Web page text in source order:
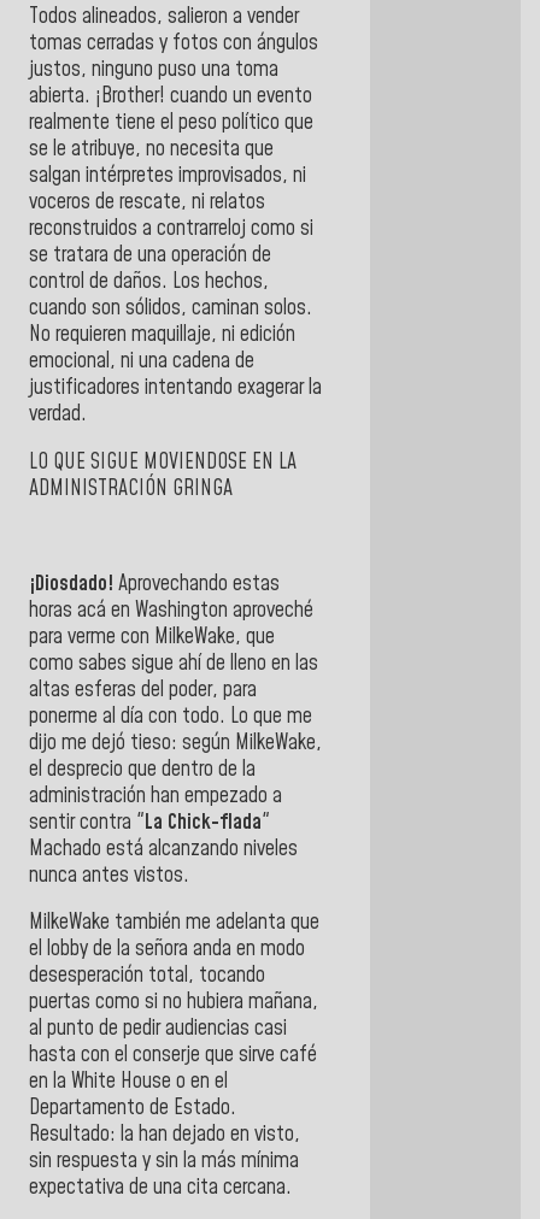
Todos alineados, salieron a vender
tomas cerradas y fotos con ángulos
justos, ninguno puso una toma
abierta. ¡Brother! cuando un evento
realmente tiene el peso político que
se le atribuye, no necesita que
salgan intérpretes improvisados, ni
voceros de rescate, ni relatos
reconstruidos a contrarreloj como si
se tratara de una operación de
control de daños. Los hechos,
cuando son sólidos, caminan solos.
No requieren maquillaje, ni edición
emocional, ni una cadena de
justificadores intentando exagerar la
verdad.
LO QUE SIGUE MOVIENDOSE EN LA
ADMINISTRACIÓN GRINGA
¡Diosdado! Aprovechando estas
horas acá en Washington aproveché
para verme con MilkeWake, que
como sabes sigue ahí de lleno en las
altas esferas del poder, para
ponerme al día con todo. Lo que me
dijo me dejó tieso: según MilkeWake,
el desprecio que dentro de la
administración han empezado a
sentir contra "La Chick-flada"
Machado está alcanzando niveles
nunca antes vistos.
MilkeWake también me adelanta que
el lobby de la señora anda en modo
desesperación total, tocando
puertas como si no hubiera mañana,
al punto de pedir audiencias casi
hasta con el conserje que sirve café
en la White House o en el
Departamento de Estado.
Resultado: la han dejado en visto,
sin respuesta y sin la más mínima
expectativa de una cita cercana.